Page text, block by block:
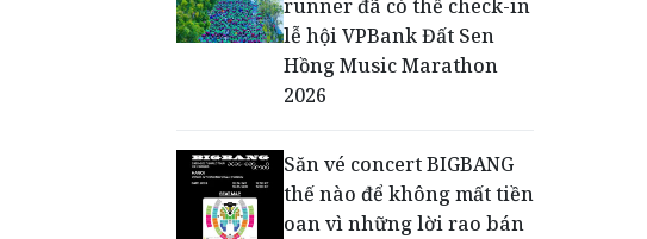
runner đã có thể check-in
lễ hội VPBank Đất Sen
Hồng Music Marathon
2026
Săn vé concert BIGBANG
thế nào để không mất tiền
oan vì những lời rao bán